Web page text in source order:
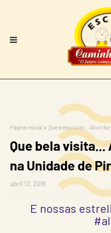
Página inicial Que bela visita... Alvin
Que bela
na Unidade de
abril 12, 2018
E nossas